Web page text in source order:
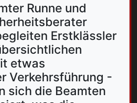
Runne und
Erstklässler
etwas
Verkehrsführung -
sich die Beamten